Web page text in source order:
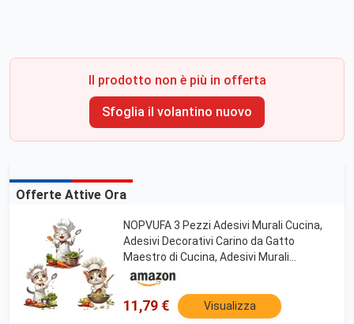
Il prodotto non è più in offerta
Sfoglia il volantino nuovo
Offerte Attive Ora
NOPVUFA 3 Pezzi Adesivi Murali Cucina,
Adesivi Decorativi Carino da Gatto
Maestro di Cucina, Adesivi Murali
Bambini Decorativi, Cuoco Decorazione
per Ristorante Casa Soggiorno DIY Wall
Stickers
11,79 € Visualizza